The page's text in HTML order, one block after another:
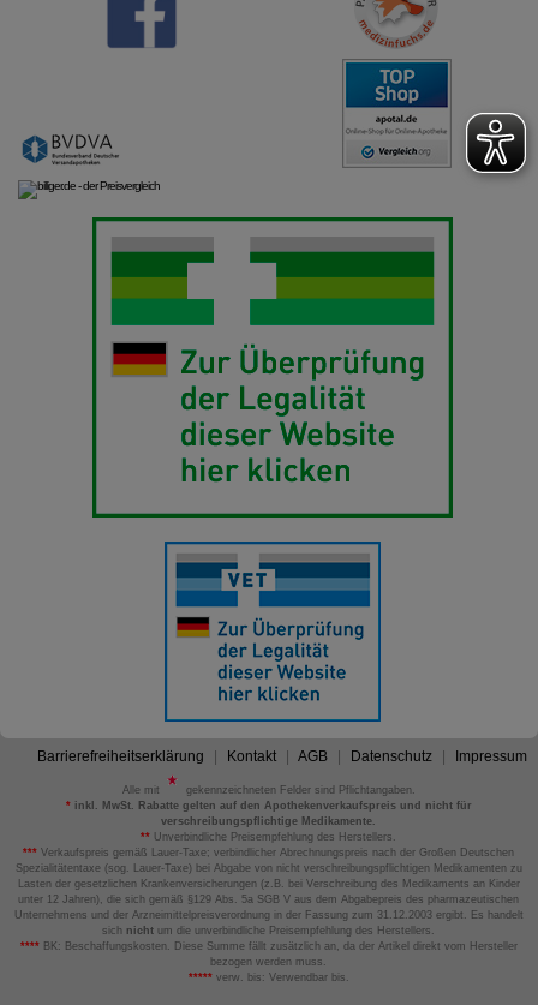
Barrierefreiheitserklärung Kontakt AGB Datenschutz Impressum
Alle mit
gekennzeichneten Felder sind Pflichtangaben.
*inkl. MwSt. Rabatte gelten auf den Apothekenverkaufspreis und nicht für
verschreibungspflichtige Medikamente.
** Unverbindliche Preisempfehlung des Herstellers.
*** Verkaufspreis gemäß Lauer-Taxe; verbindlicher Abrechnungspreis nach der Großen Deutschen
Spezialitätentaxe (sog. Lauer-Taxe) bei Abgabe von nicht verschreibungspflichtigen Medikamenten zu
Lasten der gesetzlichen Krankenversicherungen (z.B. bei Verschreibung des Medikaments an Kinder
unter 12 Jahren), die sich gemäß §129 Abs. 5a SGB V aus dem Abgabepreis des pharmazeutischen
Unternehmens und der Arzneimittelpreisverordnung in der Fassung zum 31.12.2003 ergibt. Es handelt
sich nicht um die unverbindliche Preisempfehlung des Herstellers.
****BK: Beschaffungskosten. Diese Summe fällt zusätzlich an, da der Artikel direkt vom Hersteller
bezogen werden muss.
*****verw. bis: Verwendbar bis.